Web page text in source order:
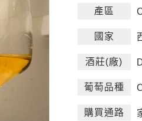
產區
國家
酒莊(廠)
葡萄品種
購買通路